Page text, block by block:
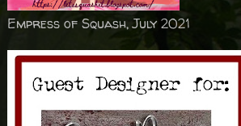
Empress of Squash, July 2021